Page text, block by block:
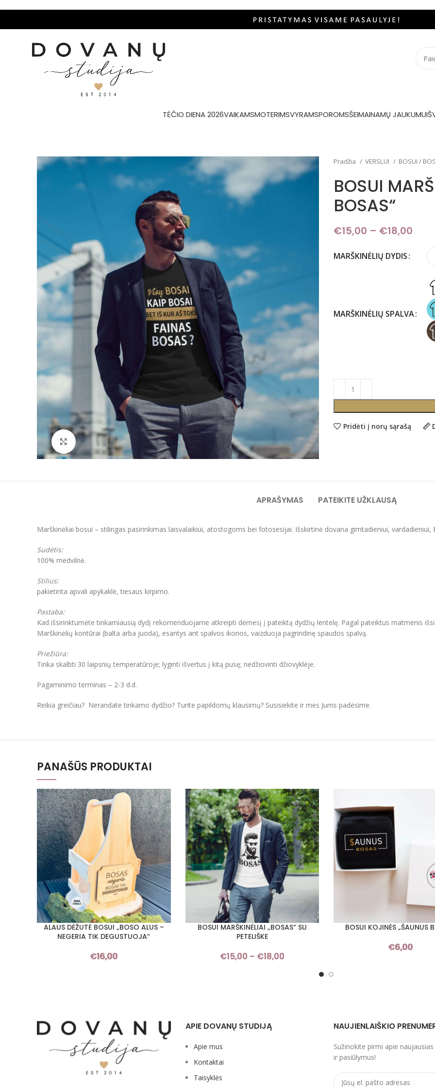
TĖČIO DIENA 2026VAIKAMSMOTERIMSVYRAMSPOROMSŠEIMAINAMŲ JAUKUMUI
Padidinti
Pradžia VERSLUI BOSUI /
BOSUI
BOSAS“
€15,00 – €18,00
MARŠKINĖLIŲ DYDIS
MARŠKINĖLIŲ SPALVA
Pridėti į norų sąrašą
APRAŠYMAS PATEIKITE UŽKLAUSĄ
Marškinėliai bosui – stilingas pasirinkimas laisvalaikiui, atostogoms bei fotosesijai. Išskirtinė dovana gimtadieniui,
Sudėtis:
100% medvilnė.
Stilius:
pakietinta apvali apykaklė, tiesaus kirpimo.
Pastaba:
Kad išsirinktumėte tinkamiausią dydį rekomenduojame atkreipti dėmesį į pateiktą dydžių lentelę. Pagal pateiktus matmenis
Marškinėlių kontūrai (balta arba juoda), esantys ant spalvos ikonos, vaizduoja pagrindinę spaudos spalvą.
Priežiūra:
Tinka skalbti 30 laipsnių temperatūroje; lyginti išvertus į kitą pusę; nedžiovinti džiovyklėje.
Pagaminimo terminas – 2-3 d.d.
Reikia greičiau? Nerandate tinkamo dydžio? Turite papildomų klausimų? Susisiekite ir mes Jums padėsime.
PANAŠŪS PRODUKTAI
Į KREPŠELĮ
ALAUS DĖŽUTĖ BOSUI „BOSO ALUS –
NEGERIA TIK DEGUSTUOJA“
€16,00
PASIRINKTI SAVYBES
BOSUI MARŠKINĖLIAI „BOSAS“ SU
PETELIŠKE
€15,00 – €18,00
€15,00
PASIRINKTI SAVYBES
BOSUI KOJINĖS „ŠAUNUS
€6,00
APIE DOVANŲ STUDIJĄ
Apie mus
Kontaktai
Taisyklės
NAUJIENLAIŠKIO
Sužinokite pirmi apie
ir pasiūlymus!